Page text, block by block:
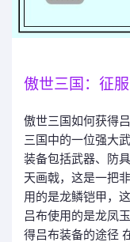
傲世三国：征
傲世三国如何获得
三国中的一位强大
装备包括武器、防
天画戟，这是一把
用的是龙鳞铠甲，
吕布使用的是龙凤
得吕布装备的途径